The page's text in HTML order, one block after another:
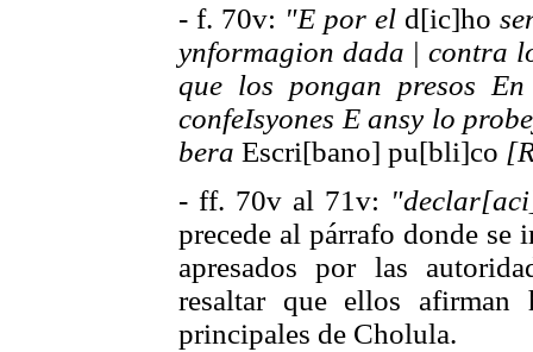
- f. 70v: "E por eld[ic]ho
ynformagion dada | contra
que los pongan presos
confeIsyones E ansy lo
bera Escri[bano] pu[bli]co
- ff. 70v al 71v:
precede al párrafo donde se
apresados por las
resaltar que ellos afirman
principales de Cholula.